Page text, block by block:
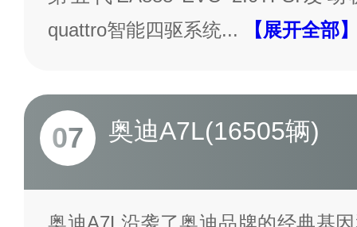
quattro智能四驱系统... 【展开全部
07 奥迪A7L(16505辆)
奥迪A7L沿袭了奥迪品牌的经典基